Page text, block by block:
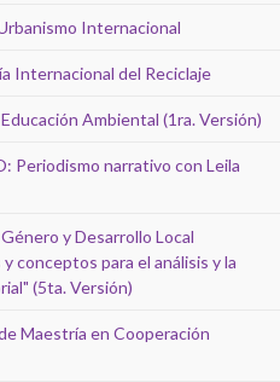
Internacional
Internacional del Reciclaje
Ambiental (1ra. Versión)
Periodismo narrativo con Leila
y Desarrollo Local
conceptos para el análisis y la
(5ta. Versión)
Maestría en Cooperación